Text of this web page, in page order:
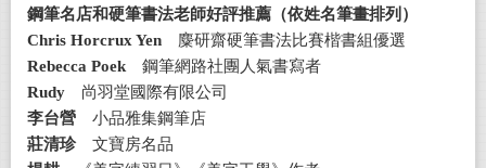
鋼筆名店和硬筆書法老師好評推薦（依姓名筆畫排列）
Chris Horcrux Yen 麋研齋硬筆書法比賽楷書組優選
Rebecca Poek 鋼筆網路社團人氣書寫者
Rudy 尚羽堂國際有限公司
李台營 小品雅集鋼筆店
莊清珍文寶房名品